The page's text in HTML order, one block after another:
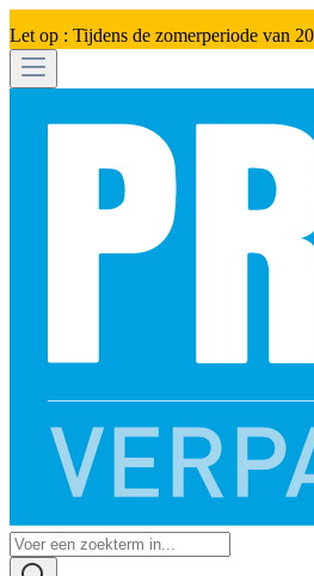
Let op : Tijdens de zomerperiode van